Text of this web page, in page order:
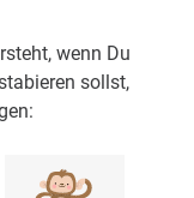
wenn Du
sollst,